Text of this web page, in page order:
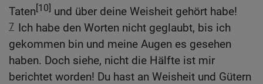
Taten[10] und über deine Weisheit gehört habe!
7 Ich habe den Worten nicht geglaubt, bis ich
gekommen bin und meine Augen es gesehen
haben. Doch siehe, nicht die Hälfte ist mir
berichtet worden! Du hast an Weisheit und Gütern